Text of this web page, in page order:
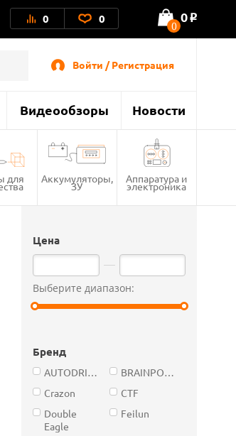
0 0 0
0 o
Войти / Регистрация
Видеообзоры Новости
для Аккумуляторы,
ЗУ
Аппаратура и
электроника
Цена
Выберите диапазон:
Бренд
AUTODRIVE
BRAINPOWER
Crazon
CTF
Double
Eagle
Feilun